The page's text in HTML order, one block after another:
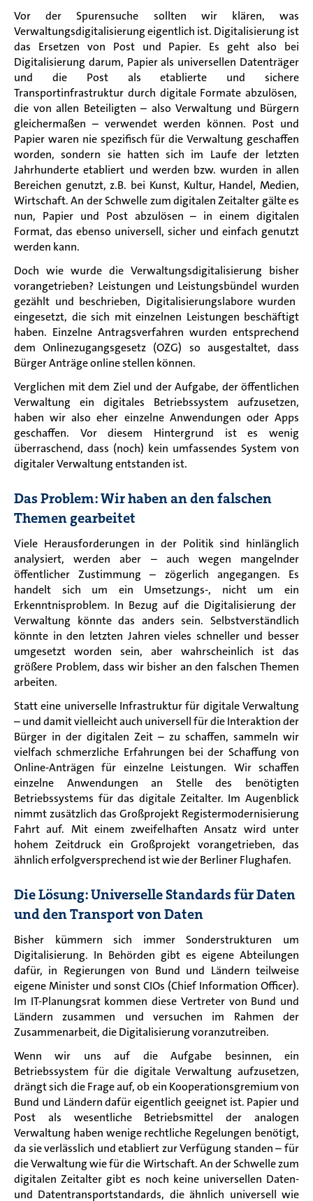
Vor der Spurensuche sollten wir klären, was
Verwaltungsdigitalisierung eigentlich ist. Digitalisierung ist
das Ersetzen von Post und Papier. Es geht also bei
Digitalisierung darum, Papier als universellen Datenträger
und die Post als etablierte und sichere
Transportinfrastruktur durch digitale Formate abzulösen,
die von allen Beteiligten – also Verwaltung und Bürgern
gleichermaßen – verwendet werden können. Post und
Papier waren nie spezifisch für die Verwaltung geschaffen
worden, sondern sie hatten sich im Laufe der letzten
Jahrhunderte etabliert und werden bzw. wurden in allen
Bereichen genutzt,z.B. bei Kunst, Kultur, Handel, Medien,
Wirtschaft. An der Schwelle zum digitalen Zeitalter gälte es
nun, Papier und Post abzulösen – in einem digitalen
Format, das ebenso universell, sicher und einfach genutzt
werden kann.
Doch wie wurde die Verwaltungsdigitalisierung bisher
vorangetrieben? Leistungen und Leistungsbündel wurden
gezählt und beschrieben, Digitalisierungslabore wurden
eingesetzt, die sich mit einzelnen Leistungen beschäftigt
haben. Einzelne Antragsverfahren wurden entsprechend
dem Onlinezugangsgesetz (OZG) so ausgestaltet, dass
Bürger Anträge online stellen können.
Verglichen mit dem Ziel und der Aufgabe, der öffentlichen
Verwaltung ein digitales Betriebssystem aufzusetzen,
haben wir also eher einzelne Anwendungen oder Apps
geschaffen. Vor diesem Hintergrund ist es wenig
überraschend, dass (noch) kein umfassendes System von
digitaler Verwaltung entstanden ist.
Das Problem: Wir haben an den falschen
Themen gearbeitet
Viele Herausforderungen in der Politik sind hinlänglich
analysiert, werden aber – auch wegen mangelnder
öffentlicher Zustimmung – zögerlich angegangen. Es
handelt sich um ein Umsetzungs-, nicht um ein
Erkenntnisproblem. In Bezug auf die Digitalisierung der
Verwaltung könnte das anders sein. Selbstverständlich
könnte in den letzten Jahren vieles schneller und besser
umgesetzt worden sein, aber wahrscheinlich ist das
größere Problem, dass wir bisher an den falschen Themen
arbeiten.
Statt eine universelle Infrastruktur für digitale Verwaltung
– und damit vielleicht auch universell für die Interaktion der
Bürger in der digitalen Zeit – zu schaffen, sammeln wir
vielfach schmerzliche Erfahrungen bei der Schaffung von
Online-Anträgen für einzelne Leistungen. Wir schaffen
einzelne Anwendungen an Stelle des benötigten
Betriebssystems für das digitale Zeitalter. Im Augenblick
nimmt zusätzlich das Großprojekt Registermodernisierung
Fahrt auf. Mit einem zweifelhaften Ansatz wird unter
hohem Zeitdruck ein Großprojekt vorangetrieben, das
ähnlich erfolgversprechend istwie der Berliner Flughafen.
Die Lösung:Universelle Standards für Daten
unddenTransport von Daten
Bisher kümmern sich immer Sonderstrukturen um
Digitalisierung. In Behörden gibt es eigene Abteilungen
dafür, in Regierungen von Bund und Ländern teilweise
eigene Minister und sonst CIOs (Chief Information Officer).
Im IT-Planungsrat kommen diese Vertreter von Bund und
Ländern zusammen und versuchen im Rahmen der
Zusammenarbeit,die Digitalisierung voranzutreiben.
Wenn wir uns auf die Aufgabe besinnen, ein
Betriebssystem für die digitale Verwaltung aufzusetzen,
drängt sich die Frage auf, ob ein Kooperationsgremium von
Bund und Ländern dafür eigentlich geeignet ist. Papier und
Post als wesentliche Betriebsmittel der analogen
Verwaltung haben wenige rechtliche Regelungen benötigt,
da sie verlässlich und etabliert zur Verfügung standen – für
die Verwaltung wie für die Wirtschaft. An der Schwelle zum
digitalen Zeitalter gibt es noch keine universellen Daten-
und Datentransportstandards, die ähnlich universell wie